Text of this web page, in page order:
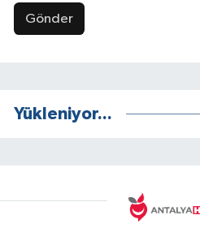
Gönder
Yükleniyor...